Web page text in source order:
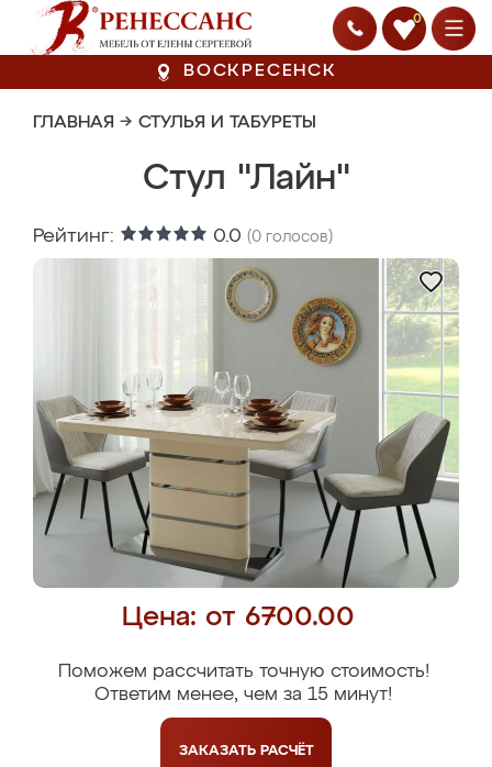
0
ВОСКРЕСЕНСК
ГЛАВНАЯ → СТУЛЬЯ И ТАБУРЕТЫ
Стул "Лайн"
Рейтинг: 0.0 (0 голосов)
Цена: от 6700.00
Поможем рассчитать точную стоимость!
Ответим менее, чем за 15 минут!
ЗАКАЗАТЬ РАСЧЁТ